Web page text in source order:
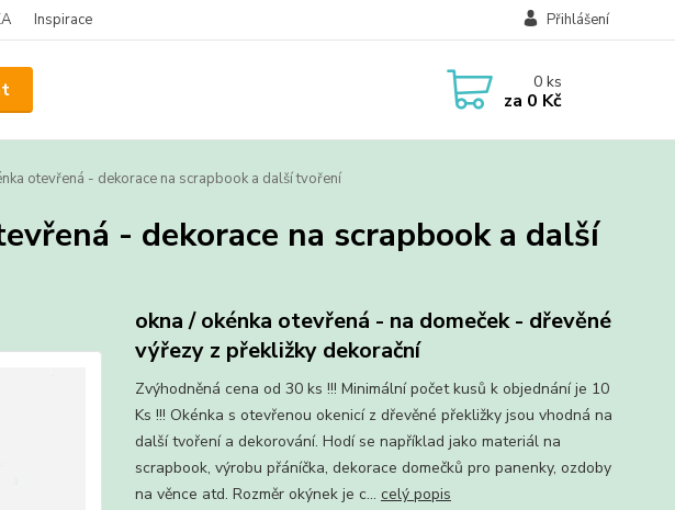
Inspirace Přihlášení
0ks
za 0 Kč
otevřená - dekorace na scrapbook a další tvoření
- dekorace na scrapbook a další
okna / okénka otevřená - na domeček - dřevěné
výřezy z překližky dekorační
Zvýhodněná cena od 30 ks !!! Minimální počet kusů k objednání je 10
Ks !!! Okénka s otevřenou okenicí z dřevěné překližky jsou vhodná na
další tvoření a dekorování. Hodí se například jako materiál na
scrapbook, výrobu přáníčka, dekorace domečků pro panenky, ozdoby
na věnce atd. Rozměr okýnek je c... celý popis